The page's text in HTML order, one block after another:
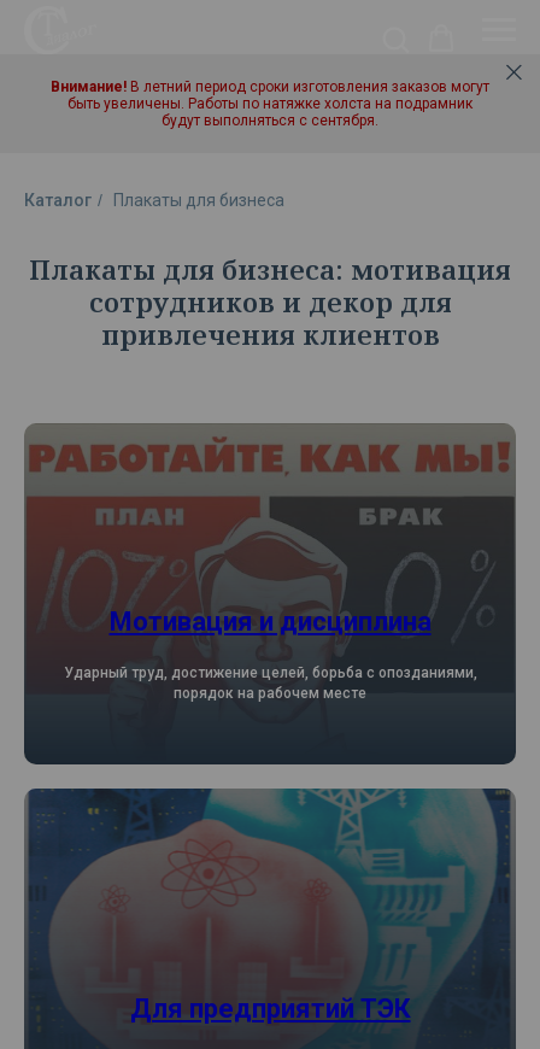
Внимание! В летний период сроки изготовления заказов могут
быть увеличены. Работы по натяжке холста на подрамник
будут выполняться с сентября.
Каталог / Плакаты для бизнеса
Плакаты для бизнеса: мотивация
сотрудников и декор для
привлечения клиентов
Мотивация и дисциплина
Ударный труд, достижение целей, борьба с опозданиями,
порядок на рабочем месте
Для предприятий ТЭК